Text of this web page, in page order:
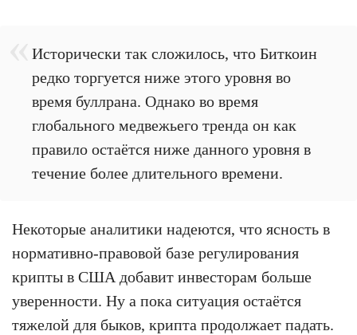
Исторически так сложилось, что Биткоин
редко торгуется ниже этого уровня во
время буллрана. Однако во время
глобального медвежьего тренда он как
правило остаётся ниже данного уровня в
течение более длительного времени.
Некоторые аналитики надеются, что ясность в
нормативно-правовой базе регулирования
крипты в США добавит инвесторам больше
уверенности. Ну а пока ситуация остаётся
тяжелой для быков, крипта продолжает падать.